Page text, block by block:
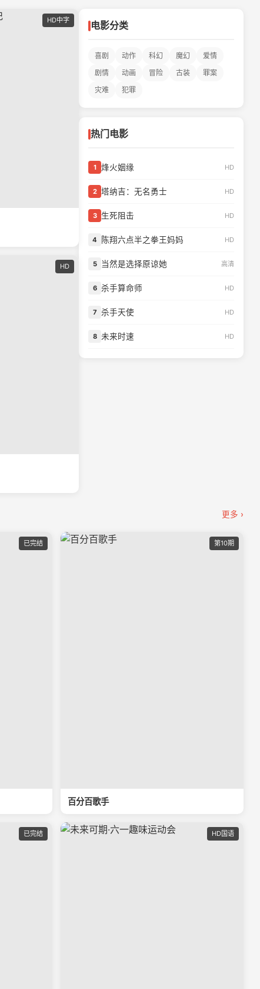
HD中字
HD
电影分类
喜剧 动作 科幻 魔幻
爱情
剧情
动画 冒险 古装
罪案
灾难
犯罪
热门电影
1 烽火姻缘 HD
2 塔纳吉：无名勇士 HD
3 生死阻击 HD
4 陈翔六点半之拳王妈妈 HD
5 当然是选择原谅她 高清
6 杀手算命师 HD
7 杀手天使 HD
8 未来时速 HD
更多 ›
已完结 第10期
百分百歌手
已完结 HD国语